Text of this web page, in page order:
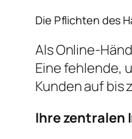
Die Pflichten des
Als Online-
Eine fehlende,
Kunden auf bis
Ihre